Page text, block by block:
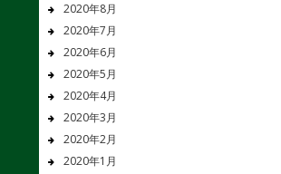
2020年8月
2020年7月
2020年6月
2020年5月
2020年4月
2020年3月
2020年2月
2020年1月